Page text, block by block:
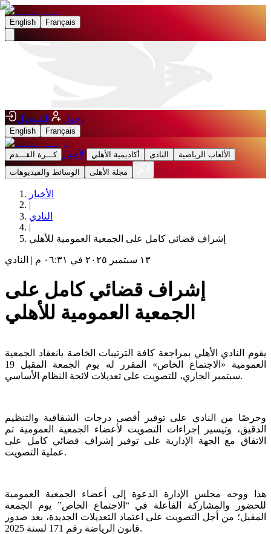
English Français
دخول التسجيل
English Français
كـــرة القـــدم الأخبار أكاديمية الأهلي النادى
الألعاب الرياضية
الوسائط والفيديوهات
مجلة الأهلى
الأخبار
|
النادي
|
إشراف قضائي كامل على الجمعية العمومية للأهلي
١٣ سبتمبر ٢٠٢٥ في ٠٦:٣١ م | النادي
إشراف قضائي كامل على
الجمعية العمومية للأهلي
يقوم النادي الأهلي بمراجعة كافة الترتيبات الخاصة بانعقاد الجمعية
العمومية «الاجتماع الخاص» المقرر له يوم الجمعة المقبل 19
سبتمبر الجاري، للتصويت على تعديلات لائحة النظام الأساسي.
وحرصًا من النادي على توفير أقصى درجات الشفافية والتنظيم
الدقيق، وتيسير إجراءات التصويت لأعضاء الجمعية العمومية تم
الاتفاق مع الجهة الإدارية على توفير إشراف قضائي كامل على
عملية التصويت.
هذا ووجه مجلس الإدارة الدعوة إلى أعضاء الجمعية العمومية
للحضور والمشاركة الفاعلة في “الاجتماع الخاص” يوم الجمعة
المقبل؛ من أجل التصويت على اعتماد التعديلات الجديدة، بعد صدور
قانون الرياضة رقم 171 لسنة 2025.